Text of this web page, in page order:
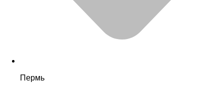
Пермь